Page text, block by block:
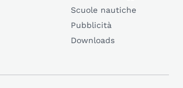
Scuole nautiche
Pubblicità
Downloads